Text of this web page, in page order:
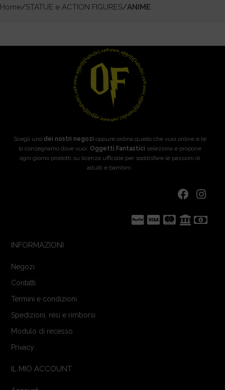
Home STATUE e ACTION FIGURES ANIME
Scegli uno dei nostri negozi oppure ordina quello che vuoi online e te
lo consegnamo dove vuoi: Oggetti Fantastici seleziona e propone
ogni giorno prodotti su licenza ufficiale per soddisfare le passioni di
adulti e bambini.
INFORMAZIONI
Negozi
Contatti
Termini e condizioni
Spedizioni, resi e rimborsi
Modulo di recesso
Privacy
IL MIO ACCOUNT